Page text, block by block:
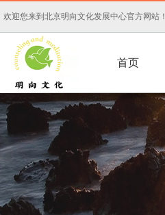
欢迎您来到北京明向文化发展中心官方网站！
首页